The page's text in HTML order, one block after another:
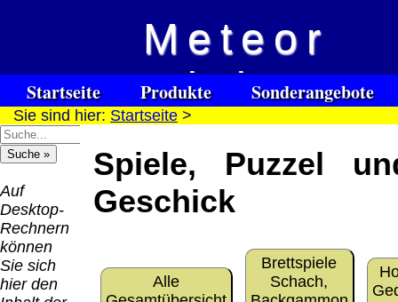
Meteor
Vision
Spezialuhrenspecial
watches
/ deafblind / sourdes et aveugles
Startseite Produkte
Sonderangebote
Kontakt
Impressum
Links
Hilfsmittel
Warenkorb
Sie sind hier: Startseite >
Auf
Desktop-
Rechnern
können
Sie sich
hier den
Spiele, Puzzel
Geschick
Alle
Brettspiele
Schach,
QR
Versandkosten DHL
Standard bis 5kg
Deutschland
8.95 €
Deutschland
Vorkasse: 6.95
€
EU (inkl.
Schweiz)
Software
Download only
Deutschland
0.00 €
Deutschland
Schweiz)
Vorkasse:
0.00 €